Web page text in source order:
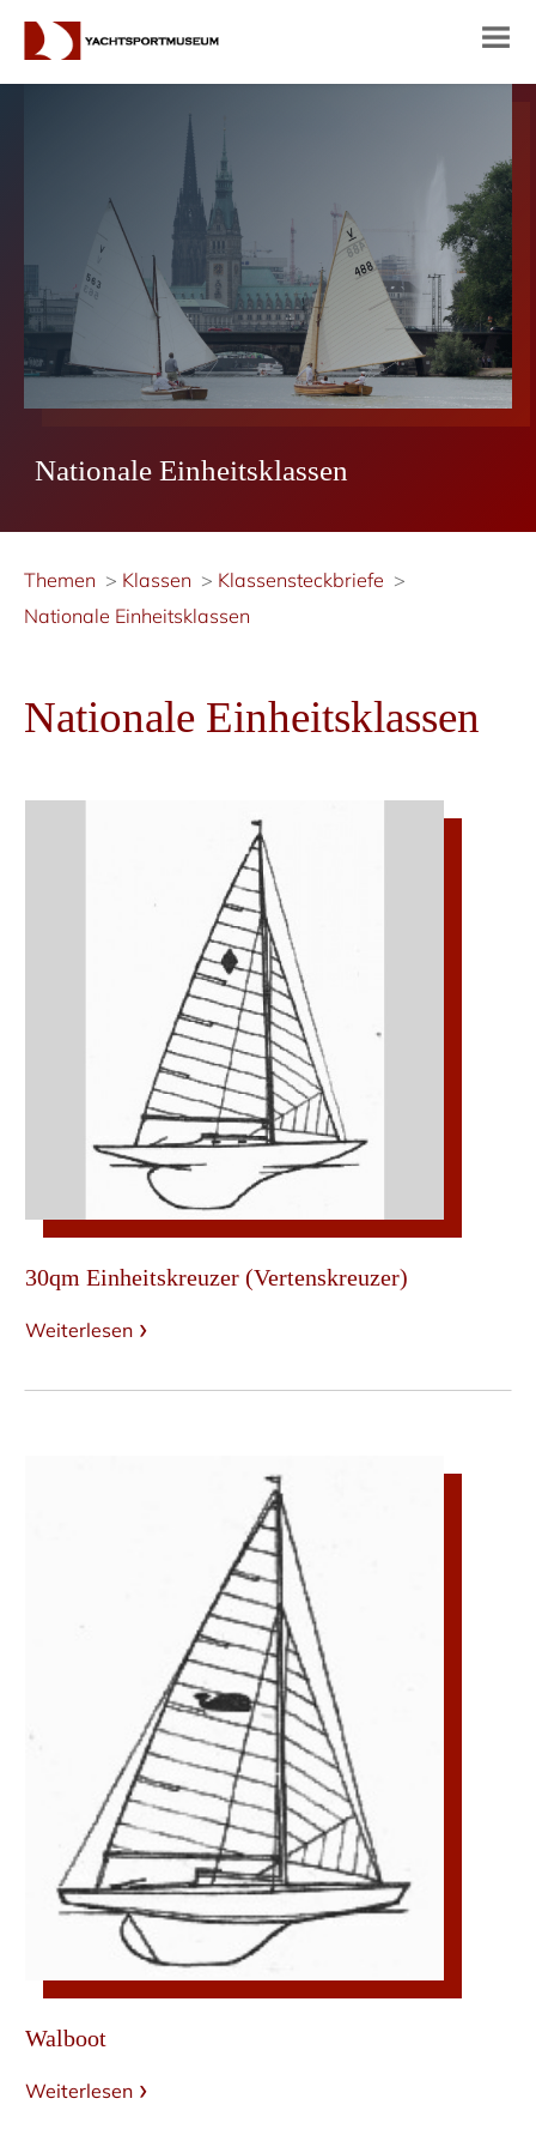
Nationale Einheitsklassen
Themen Klassen
Klassensteckbriefe
Nationale Einheitsklassen
Nationale Einheitsklassen
30qm Einheitskreuzer (Vertenskreuzer)
Weiterlesen
Walboot
Weiterlesen